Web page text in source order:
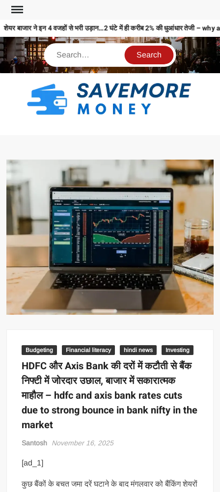
शेयर बाजार ने इन 4 वजहों से भरी उड़ान…2 घंटे में ही करीब 2% की धुआंधार तेजी
Budgeting Financial literacy hindi news Investing
HDFC और Axis Bank की दरों में कटौती से बैंक
निफ्टी में जोरदार उछाल, बाजार में सकारात्मक
माहौल – hdfc and axis bank rates cuts
due to strong bounce in bank nifty in the
market
Santosh November 16, 2025
[ad_1]
कुछ बैंकों के बचत जमा दरें घटाने के बाद मंगलवार को बैंकिंग शेयरों